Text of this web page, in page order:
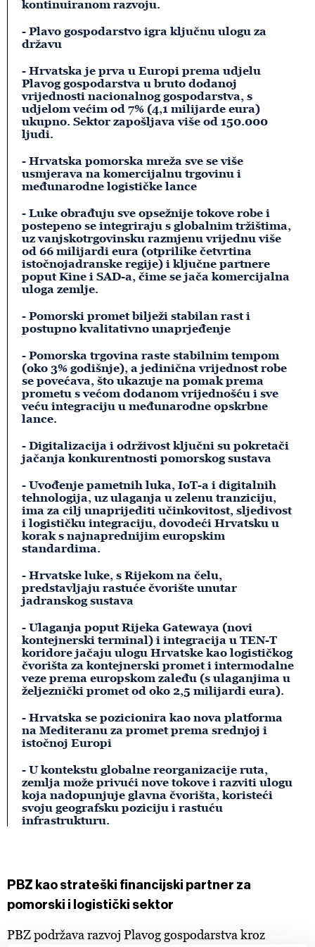
kontinuiranom razvoju.
- Plavo gospodarstvo igra ključnu ulogu za
državu
- Hrvatska je prva u Europi prema udjelu
Plavog gospodarstva u bruto dodanoj
vrijednosti nacionalnog gospodarstva, s
udjelom većim od 7% (4,1 milijarde eura)
ukupno. Sektor zapošljava više od 150.000
ljudi.
- Hrvatska pomorska mreža sve se više
usmjerava na komercijalnu trgovinu i
međunarodne logističke lance
- Luke obrađuju sve opsežnije tokove robe i
postepeno se integriraju s globalnim tržištima,
uz vanjskotrgovinsku razmjenu vrijednu više
od 66 milijardi eura (otprilike četvrtina
istočnojadranske regije) i ključne partnere
poput Kine i SAD-a, čime se jača komercijalna
uloga zemlje.
- Pomorski promet bilježi stabilan rast i
postupno kvalitativno unaprjeđenje
- Pomorska trgovina raste stabilnim tempom
(oko 3% godišnje), a jedinična vrijednost robe
se povećava, što ukazuje na pomak prema
prometu s većom dodanom vrijednošću i sve
veću integraciju u međunarodne opskrbne
lance.
- Digitalizacija i održivost ključni su pokretači
jačanja konkurentnosti pomorskog sustava
- Uvođenje pametnih luka, IoT-a i digitalnih
tehnologija, uz ulaganja u zelenu tranziciju,
ima za cilj unaprijediti učinkovitost, sljedivost
i logističku integraciju, dovodeći Hrvatsku u
korak s najnaprednijim europskim
standardima.
- Hrvatske luke, s Rijekom na čelu,
predstavljaju rastuće čvorište unutar
jadranskog sustava
- Ulaganja poput Rijeka Gatewaya (novi
kontejnerski terminal) i integracija u TEN-T
koridore jačaju ulogu Hrvatske kao logističkog
čvorišta za kontejnerski promet i intermodalne
veze prema europskom zaleđu (s ulaganjima u
željeznički promet od oko 2,5 milijardi eura).
- Hrvatska se pozicionira kao nova platforma
na Mediteranu za promet prema srednjoj i
istočnoj Europi
- U kontekstu globalne reorganizacije ruta,
zemlja može privući nove tokove i razviti ulogu
koja nadopunjuje glavna čvorišta, koristeći
svoju geografsku poziciju i rastuću
infrastrukturu.
PBZ kao strateški financijski partner za
pomorski i logistički sektor
PBZ podržava razvoj Plavog gospodarstva kroz